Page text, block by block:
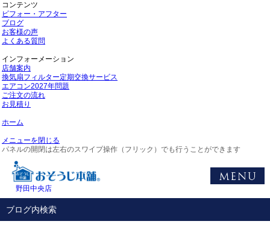
コンテンツ
ビフォー・アフター
ブログ
お客様の声
よくある質問
インフォーメーション
店舗案内
換気扇フィルター定期交換サービス
エアコン2027年問題
ご注文の流れ
お見積り
ホーム
メニューを閉じる
パネルの開閉は左右のスワイプ操作（フリック）でも行うことができます
野田中央店
ブログ内検索